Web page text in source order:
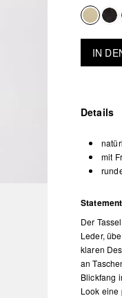
IN
Details
mit
Der
Leder,
klaren
an
Blickfang
Look eine